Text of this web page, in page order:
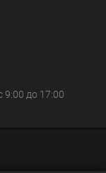
9:00 до 17:00